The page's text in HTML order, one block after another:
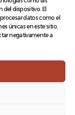
del dispositivo. El
datos como el
únicas en este sitio.
negativamente a